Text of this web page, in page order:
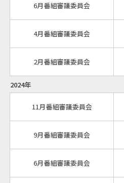
6月番組審議委員会
4月番組審議委員会
2月番組審議委員会
2024年
11月番組審議委員会
9月番組審議委員会
6月番組審議委員会